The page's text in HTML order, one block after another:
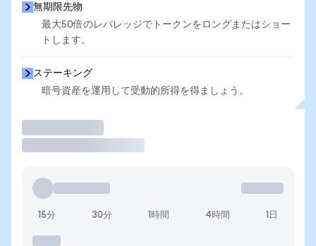
無期限先物
最大50倍のレバレッジでトークンをロングまたはショー
トします。
ステーキング
暗号資産を運用して受動的所得を得ましょう。
15分 30分 1時間 4時間 1日